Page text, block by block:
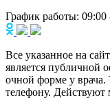
График работы: 09:00
Все указанное на
является публичной
очной форме у врача.
телефону.